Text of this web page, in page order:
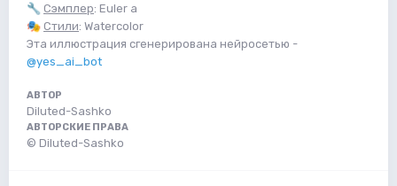
🔧 Сэмплер: Euler a
🎭 Стили: Watercolor
Эта иллюстрация сгенерирована нейросетью -
@yes_ai_bot
АВТОР
Diluted-Sashko
АВТОРСКИЕ ПРАВА
© Diluted-Sashko